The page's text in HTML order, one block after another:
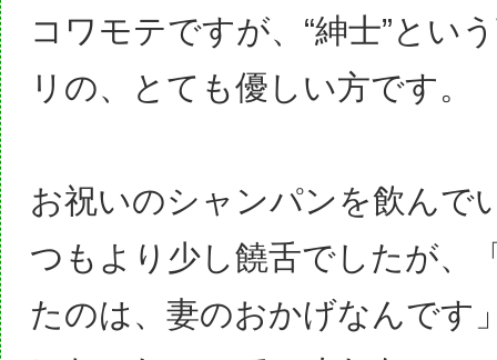
コワモテですが、“紳士”とい
リの、とても優しい方です。
お祝いのシャンパンを飲んで
つもより少し饒舌でしたが、
たのは、妻のおかげなんです